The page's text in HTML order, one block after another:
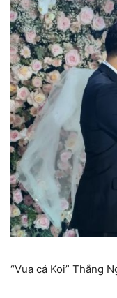
“Vua cá Koi” Thắng